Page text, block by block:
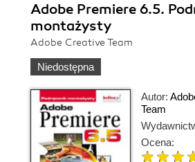
Adobe Premiere 6.5.
montażysty
Adobe Creative Team
Niedostępna
Autor:
Team
Ocena: